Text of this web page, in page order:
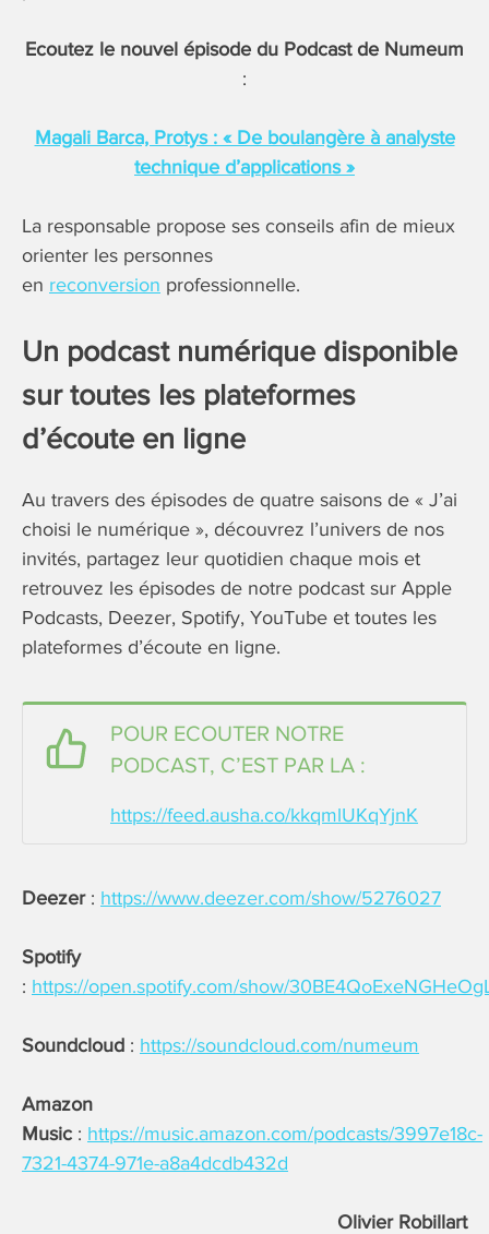
Ecoutez le nouvel épisode du Podcast de Numeum
:
Magali Barca, Protys : « De boulangère à analyste
technique d’applications »
La responsable propose ses conseils afin de mieux
orienter les personnes
en reconversion professionnelle.
Un podcast numérique disponible
sur toutes les plateformes
d’écoute en ligne
Au travers des épisodes de quatre saisons de « J’ai
choisi le numérique », découvrez l’univers de nos
invités, partagez leur quotidien chaque mois et
retrouvez les épisodes de notre podcast sur Apple
Podcasts, Deezer, Spotify, YouTube et toutes les
plateformes d’écoute en ligne.
POUR ECOUTER NOTRE
PODCAST, C’EST PAR LA :
https://feed.ausha.co/kkqmlUKqYjnK
Deezer : https://www.deezer.com/show/5276027
Spotify
: https://open.spotify.com/show/
Soundcloud : https://soundcloud.com/numeum
Amazon
Music : https://music.amazon.com/podcasts/3997e18c-
7321-4374-971e-a8a4dcdb432d
Olivier Robillart